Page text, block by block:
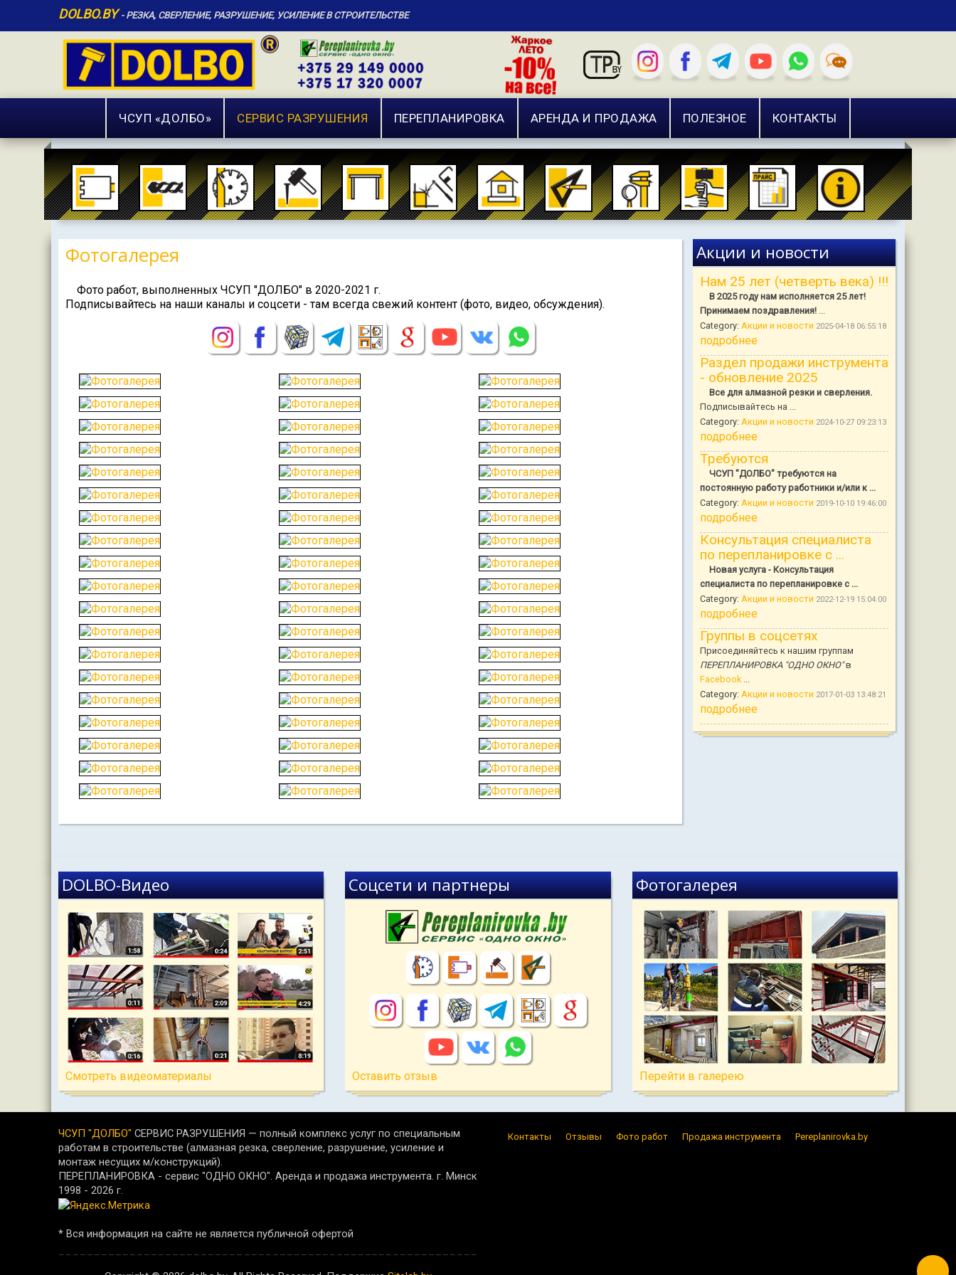
DOLBO.BY - РЕЗКА, СВЕРЛЕНИЕ, РАЗРУШЕНИЕ, УСИЛЕНИЕ В СТРОИТЕЛЬСТВЕ
ЧCУП «ДОЛБО» СЕРВИС РАЗРУШЕНИЯ ПЕРЕПЛАНИРОВКА АРЕНДА И ПРОДАЖА ПОЛЕЗНОЕ КОНТАКТЫ
Фотогалерея
Фото работ, выполненных ЧСУП "ДОЛБО" в 2020-2021 г.
Подписывайтесь на наши каналы и соцсети - там всегда свежий контент (фото, видео, обсуждения).
Акции и новости
Нам 25 лет (четверть века) !!!
В 2025 году нам исполняется 25 лет!
Принимаем поздравления!
Category: Акции и новости 2025-04-18 06:55:18
подробнее
Раздел продажи инструмента
- обновление 2025
Все для алмазной резки и сверления.
Подписывайтесь на ...
Category: Акции и новости 2024-10-27 09:23:13
подробнее
Требуются
ЧСУП "ДОЛБО" требуются на
постоянную работу работники и/или к ...
Category: Акции и новости 2019-10-10 19:46:00
подробнее
Консультация специалиста
по перепланировке с ...
Новая услуга - Консультация
специалиста по перепланировке с ...
Category: Акции и новости 2022-12-19 15:04:00
подробнее
Группы в соцсетях
Присоединяйтесь к нашим группам
ПЕРЕПЛАНИРОВКА "ОДНО ОКНО"в
Facebook
Category: Акции и новости 2017-01-03 13:48:21
подробнее
DOLBO-Видео
Cмотреть видеоматериалы
Соцсети и партнеры
Оставить отзыв
Фотогалерея
Перейти в галерею
Контакты Отзывы Фото работ Продажа инструмента Pereplanirovka.by
ЧСУП "ДОЛБО" СЕРВИС РАЗРУШЕНИЯ — полный комплекс услуг по специальным
работам в строительстве (алмазная резка, сверление, разрушение, усиление и
монтаж несущих м/конструкций).
ПЕРЕПЛАНИРОВКА - сервис "ОДНО ОКНО". Аренда и продажа инструмента. г. Минск
1998 - 2026 г.
* Вся информация на сайте не является публичной офертой